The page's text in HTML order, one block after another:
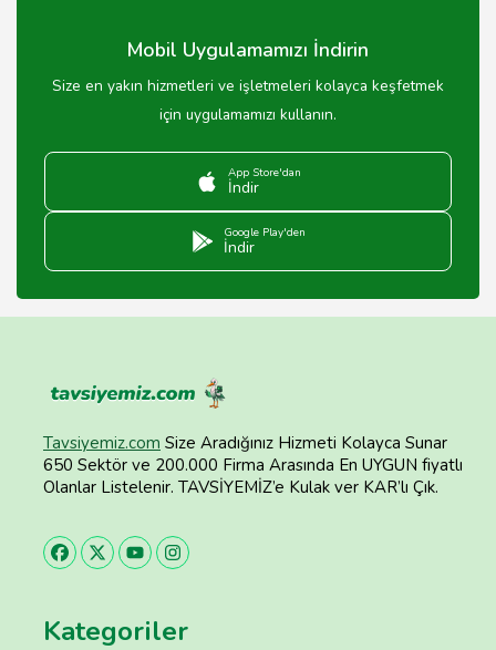
Mobil Uygulamamızı İndirin
Size en yakın hizmetleri ve işletmeleri kolayca keşfetmek
için uygulamamızı kullanın.
App Store'dan
İndir
Google Play'den
İndir
Tavsiyemiz.com Size Aradığınız Hizmeti Kolayca Sunar
650 Sektör ve 200.000 Firma Arasında En UYGUN fiyatlı
Olanlar Listelenir. TAVSİYEMİZ’e Kulak ver KAR’lı Çık.
Kategoriler